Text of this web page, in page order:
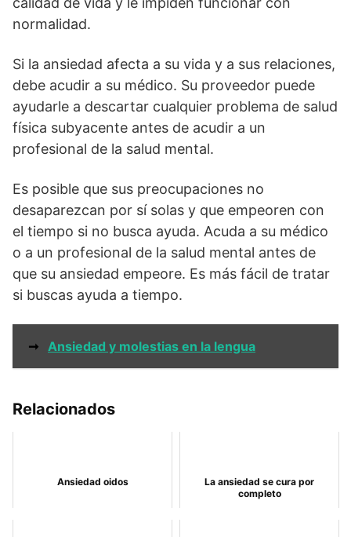
normalidad.
Si la ansiedad afecta a su vida y a sus relaciones,
debe acudir a su médico. Su proveedor puede
ayudarle a descartar cualquier problema de salud
física subyacente antes de acudir a un
profesional de la salud mental.
Es posible que sus preocupaciones no
desaparezcan por sí solas y que empeoren con
el tiempo si no busca ayuda. Acuda a su médico
o a un profesional de la salud mental antes de
que su ansiedad empeore. Es más fácil de tratar
si buscas ayuda a tiempo.
➞ Ansiedad y molestias en la lengua
Relacionados
Ansiedad oidos
La ansiedad se cura por
completo